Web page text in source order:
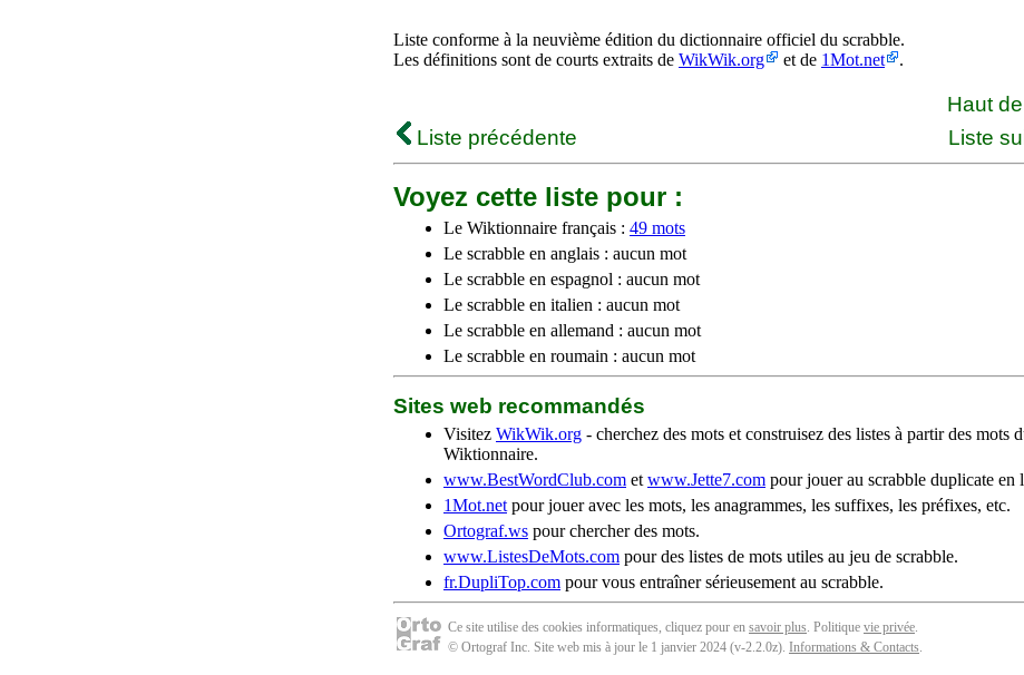
Liste conforme à la neuvième édition du dictionnaire officiel du scrabble.
Les définitions sont de courts extraits de WikWik.org et de 1Mot.net .
Haut
Liste précédente
Liste
Voyez cette liste pour :
Le Wiktionnaire français : 49 mots
Le scrabble en anglais : aucun mot
Le scrabble en espagnol : aucun mot
Le scrabble en italien : aucun mot
Le scrabble en allemand : aucun mot
Le scrabble en roumain : aucun mot
Sites web recommandés
Visitez WikWik.org - cherchez des mots et construisez des listes à partir des mots
Wiktionnaire.
www.BestWordClub.com et www.Jette7.com pour jouer au scrabble duplicate en
1Mot.net pour jouer avec les mots, les anagrammes, les suffixes, les préfixes, etc.
Ortograf.ws pour chercher des mots.
www.ListesDeMots.com pour des listes de mots utiles au jeu de scrabble.
fr.DupliTop.com pour vous entraîner sérieusement au scrabble.
Ce site utilise des cookies informatiques, cliquez pour en savoir plus. Politique vie privée.
© Ortograf Inc. Site web mis à jour le 1 janvier 2024 (v-2.2.0z). Informations & Contacts.